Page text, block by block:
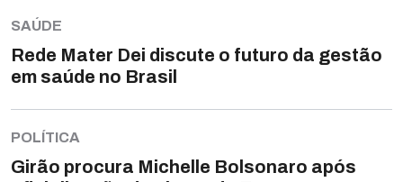
SAÚDE
Rede Mater Dei discute o futuro da gestão
em saúde no Brasil
POLÍTICA
Girão procura Michelle Bolsonaro após